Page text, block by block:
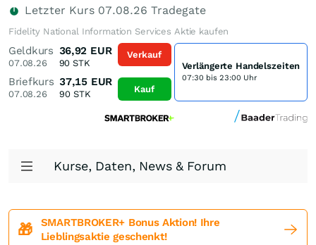
Letzter Kurs 07.08.26 Tradegate
Fidelity National Information Services Aktie kaufen
Geldkurs
07.08.26
36,92 EUR
90 STK
Briefkurs
07.08.26
37,15 EUR
90 STK
Verkauf
Kauf
Verlängerte Handelszeiten
07:30 bis 23:00 Uhr
Kurse, Daten, News & Forum
🎁
SMARTBROKER+ Bonus Aktion! Ihre
Lieblingsaktie geschenkt!